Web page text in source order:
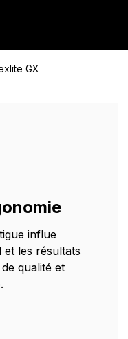
GX
influe
et les résultats
qualité et